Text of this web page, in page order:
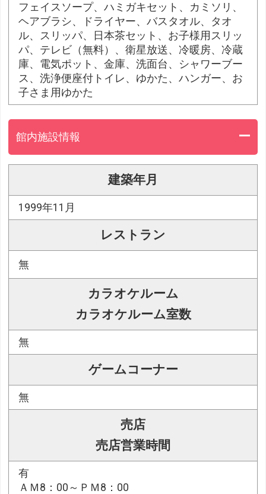
フェイスソープ、ハミガキセット、カミソリ、
ヘアブラシ、ドライヤー、バスタオル、タオ
ル、スリッパ、日本茶セット、お子様用スリッ
パ、テレビ（無料）、衛星放送、冷暖房、冷蔵
庫、電気ポット、金庫、洗面台、シャワーブー
ス、洗浄便座付トイレ、ゆかた、ハンガー、お
子さま用ゆかた
館内施設情報
建築年月
1999年11月
レストラン
無
カラオケルーム
カラオケルーム室数
無
ゲームコーナー
無
売店
売店営業時間
有
ＡＭ8：00～ＰＭ8：00